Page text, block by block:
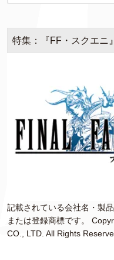
特集：『FF・スクエニ
記載されている会社名・製
または登録商標です。
CO., LTD. All Rights